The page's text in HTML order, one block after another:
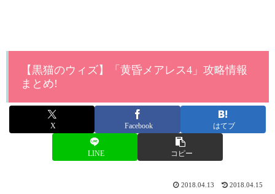
【黒猫のウィズ】「黄昏メアレス4」攻略情報
まとめ!
X Facebook はてブ
LINE コピー
2018.04.13 2018.04.15